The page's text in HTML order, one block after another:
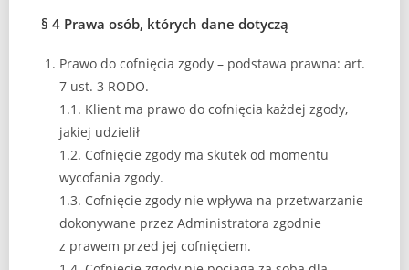
§ 4 Prawa osób, których dane dotyczą
Prawo do cofnięcia zgody – podstawa prawna: art.
7 ust. 3 RODO.
1.1. Klient ma prawo do cofnięcia każdej zgody,
jakiej udzielił
1.2. Cofnięcie zgody ma skutek od momentu
wycofania zgody.
1.3. Cofnięcie zgody nie wpływa na przetwarzanie
dokonywane przez Administratora zgodnie
z prawem przed jej cofnięciem.